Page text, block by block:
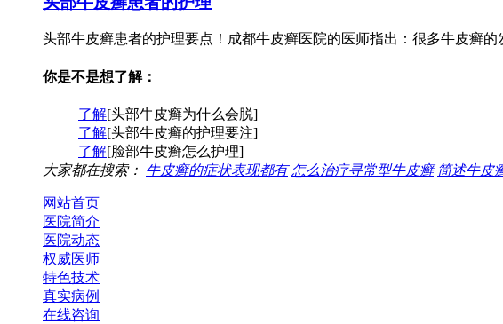
头部牛皮癣患者的护理要点！成都牛皮癣医院的医师指出：很多牛皮癣
你是不是想了解：
了解[头部牛皮癣为什么会脱]
了解[头部牛皮癣的护理要注]
了解[脸部牛皮癣怎么护理]
大家都在搜索： 牛皮癣的症状表现都有 怎么治疗寻常型牛皮癣 简述牛皮
网站首页
医院简介
医院动态
权威医师
特色技术
真实病例
在线咨询